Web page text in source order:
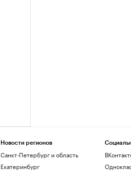
Новости регионов
Санкт-Петербург и область
Екатеринбург